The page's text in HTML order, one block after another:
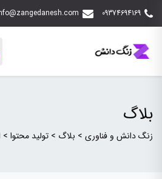
09374694169
بلاگ
زنگ دانش و فناوری > بلاگ > تولید محتوا >